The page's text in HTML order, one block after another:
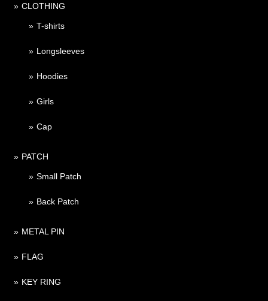
CLOTHING
T-shirts
Longsleeves
Hoodies
Girls
Cap
PATCH
Small Patch
Back Patch
METAL PIN
FLAG
KEY RING